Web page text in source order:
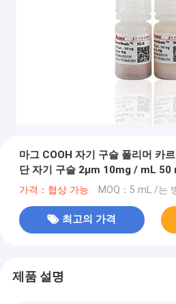
마그 COOH 자기 구슬 폴리머 카
단 자기 구슬 2μm 10mg / mL 50
가격：협상 가능 MOQ：5 mL /는
최고의 가격
제품 설명